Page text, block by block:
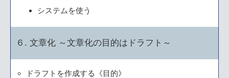
システムを使う
６. 文章化 ～文章化の目的はドラフト～
ドラフトを作成する《目的》